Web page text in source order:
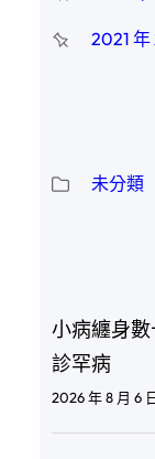
2021 年
未分類
小病纏身
診罕病
2026 年 8 月 6